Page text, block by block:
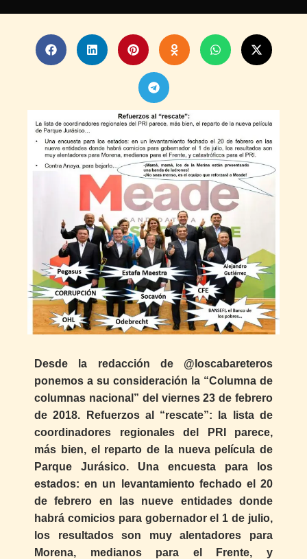
Desde la redacción de @loscabareteros
ponemos a su consideración la “Columna de
columnas nacional” del viernes 23 de febrero
de 2018. Refuerzos al “rescate”: la lista de
coordinadores regionales del PRI parece,
más bien, el reparto de la nueva película de
Parque Jurásico. Una encuesta para los
estados: en un levantamiento fechado el 20
de febrero en las nueve entidades donde
habrá comicios para gobernador el 1 de julio,
los resultados son muy alentadores para
Morena, medianos para el Frente, y